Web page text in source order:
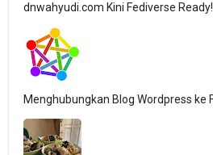
dnwahyudi.com Kini Fediverse Ready!
Menghubungkan Blog Wordpress ke